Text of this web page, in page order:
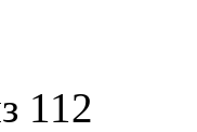
112